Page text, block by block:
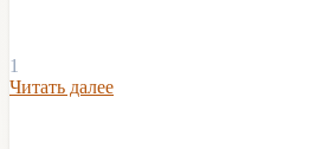
1
Читать далее